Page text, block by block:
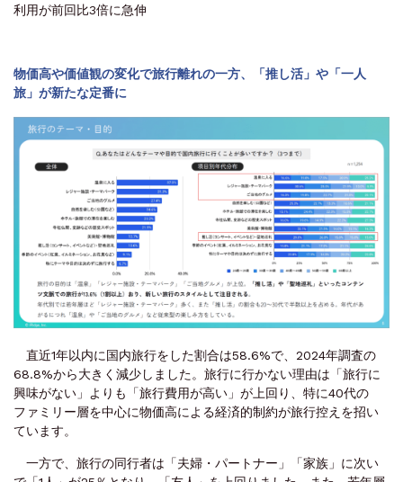
利用が前回比3倍に急伸
物価高や価値観の変化で旅行離れの一方、「推し活」や「一人
旅」が新たな定番に
直近1年以内に国内旅行をした割合は58.6%で、2024年調査の
68.8%から大きく減少しました。旅行に行かない理由は「旅行に
興味がない」よりも「旅行費用が高い」が上回り、特に40代の
ファミリー層を中心に物価高による経済的制約が旅行控えを招い
ています。
一方で、旅行の同行者は「夫婦・パートナー」「家族」に次い